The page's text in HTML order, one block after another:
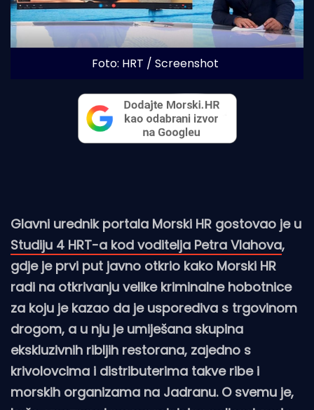
Foto: HRT / Screenshot
Glavni urednik portala Morski HR gostovao je u
Studiju 4 HRT-a kod voditelja Petra Vlahova,
gdje je prvi put javno otkrio kako Morski HR
radi na otkrivanju velike kriminalne hobotnice
za koju je kazao da je usporediva s trgovinom
drogom, a u nju je umiješana skupina
ekskluzivnih ribljih restorana, zajedno s
krivolovcima i distributerima takve ribe i
morskih organizama na Jadranu. O svemu je,